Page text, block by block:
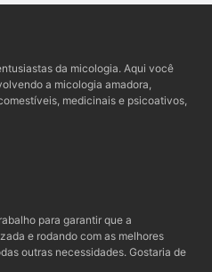
da micologia. Aqui você
a micologia amadora,
medicinais e psicoativos,
para garantir que a
e rodando com as melhores
outras necessidades. Gostaria de